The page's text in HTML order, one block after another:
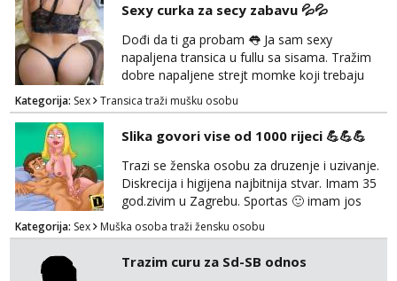
kasnije može poziv. Sl. Brod moj prostor
Zagreb i ostatak Hrvatske mobilan !
𝗡𝗮𝗽𝗼𝗺𝗲𝗻𝗮 tražim samo žene...
Sexy curka za secy zabavu 💦💦
Dođi da ti ga probam 👅 Ja sam sexy
napaljena transica u fullu sa sisama. Tražim
dobre napaljene strejt momke koji trebaju
diskretno pražnjenje kite. Samo za dobre
frajere koji drže do sebe. Imaj neku sliku.
Pozivi i poruke bez slike - nema odgovora.
Pojebi me Poruke WhatsApp: 0998667649
Kategorija: Sex Transica traži mušku osobu
Slika govori vise od 1000 rijeci 💪💪💪
Trazi se ženska osobu za druzenje i uzivanje.
Diskrecija i higijena najbitnija stvar. Imam 35
god.zivim u Zagrebu. Sportas 🙂 imam jos
kondicije 🤣 Za sve informacije i dogovore na
mail I molim samo ozbiljne i zainteresirane
😉!! I molim takoder da se ne javljaju muski!!!
Pozdrav
Kategorija: Sex Muška osoba traži žensku osobu
Trazim curu za Sd-SB odnos